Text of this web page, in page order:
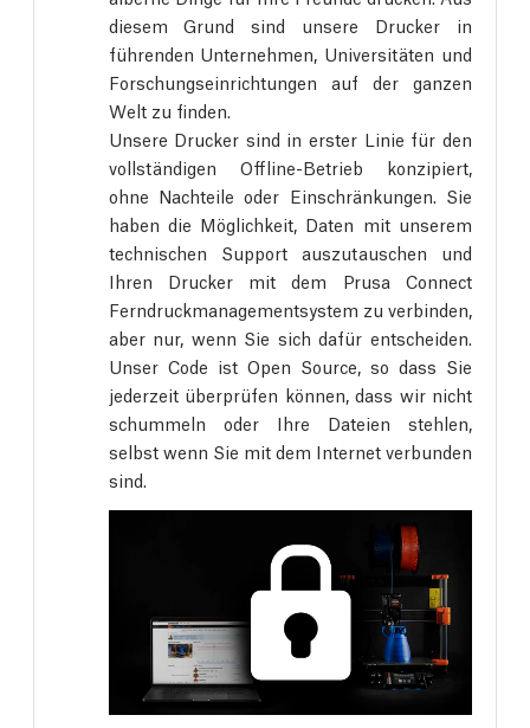
diesem Grund sind unsere Drucker in
führenden Unternehmen, Universitäten und
Forschungseinrichtungen auf der ganzen
Welt zu finden.
Unsere Drucker sind in erster Linie für den
vollständigen Offline-Betrieb konzipiert,
ohne Nachteile oder Einschränkungen. Sie
haben die Möglichkeit, Daten mit unserem
technischen Support auszutauschen und
Ihren Drucker mit dem Prusa Connect
Ferndruckmanagementsystem zu verbinden,
aber nur, wenn Sie sich dafür entscheiden.
Unser Code ist Open Source, so dass Sie
jederzeit überprüfen können, dass wir nicht
schummeln oder Ihre Dateien stehlen,
selbst wenn Sie mit dem Internet verbunden
sind.